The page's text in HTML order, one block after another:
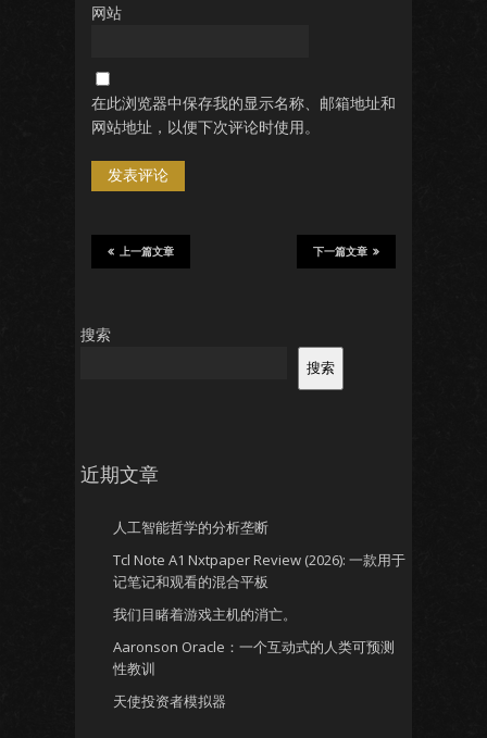
网站
在此浏览器中保存我的显示名称、邮箱地址和
网站地址，以便下次评论时使用。
下一篇文章
上一篇文章
搜索
搜索
近期文章
人工智能哲学的分析垄断
Tcl Note A1 Nxtpaper Review (2026): 一款用于
记笔记和观看的混合平板
我们目睹着游戏主机的消亡。
Aaronson Oracle：一个互动式的人类可预测
性教训
天使投资者模拟器